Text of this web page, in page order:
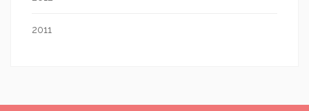
2011